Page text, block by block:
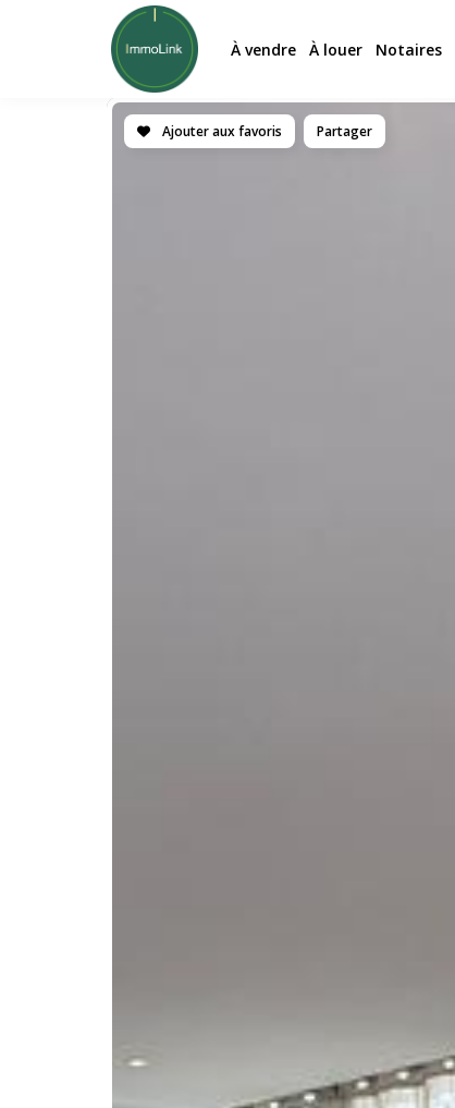
À vendre À louer Notaires
Ajouter aux favoris Partager